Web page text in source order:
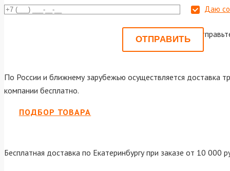
Даю
Или
По России и ближнему зарубежью осуществляется доставка
компании бесплатно.
ПОДБОР ТОВАРА
Бесплатная доставка по Екатеринбургу при заказе от 10 000